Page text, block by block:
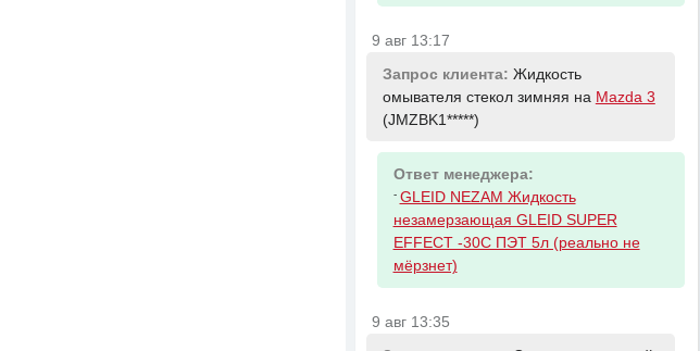
9 авг 13:17
Запрос клиента: Жидкость
омывателя стекол зимняя на Mazda 3
(JMZBK1*****)
Ответ менеджера:
- GLEID NEZAM Жидкость
незамерзающая GLEID SUPER
EFFECT -30С ПЭТ 5л (реально не
мёрзнет)
9 авг 13:35